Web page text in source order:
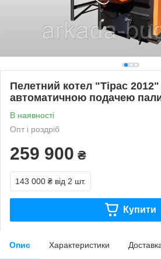
Пелетний котел "Тірас
автоматичною подачею
В наявності
Опт і роздріб
259 900 ₴
143 000 ₴ від 2 шт.
Купити
Опис Характеристики